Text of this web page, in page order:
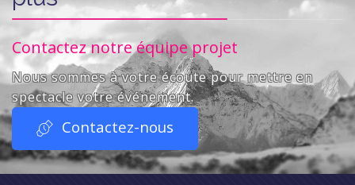
Contactez notre équipe projet
Nous sommes à votre écoute pour mettre en
spectacle votre événement.
Contactez-nous